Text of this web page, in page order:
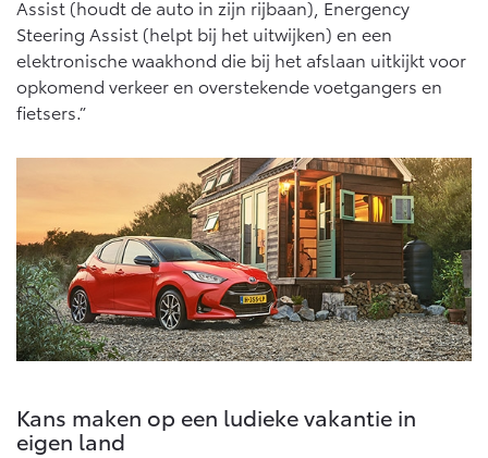
Assist (houdt de auto in zijn rijbaan), Energency
Steering Assist (helpt bij het uitwijken) en een
elektronische waakhond die bij het afslaan uitkijkt voor
opkomend verkeer en overstekende voetgangers en
fietsers.”
Kans maken op een ludieke vakantie in
eigen land